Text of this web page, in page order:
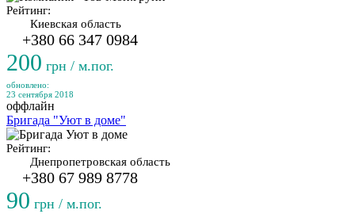
Рейтинг:
Киевская область
+380 66 347 0984
200 грн / м.пог.
обновлено:
23 сентября 2018
оффлайн
Бригада "Уют в доме"
Рейтинг:
Днепропетровская область
+380 67 989 8778
90 грн / м.пог.